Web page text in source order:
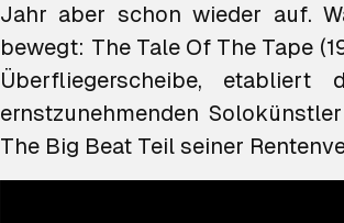
Jahr aber schon wieder auf.
bewegt: The Tale Of The Tape
Überfliegerscheibe,
The Big BeatTeil seiner